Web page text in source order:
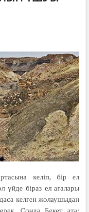
келіп, бір ел
үйде біраз ел ағалары
келген жолаушыдан